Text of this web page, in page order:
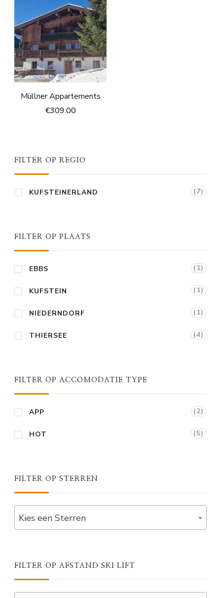
Müllner Appartements
€309.00
FILTER OP REGIO
KUFSTEINERLAND (7)
FILTER OP PLAATS
EBBS (1)
KUFSTEIN (1)
NIEDERNDORF (1)
THIERSEE (4)
FILTER OP ACCOMODATIE TYPE
APP (2)
HOT (5)
FILTER OP STERREN
Kies een Sterren
FILTER OP AFSTAND SKI LIFT